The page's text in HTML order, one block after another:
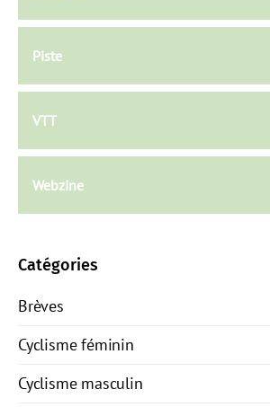
Piste
VTT
Webzine
Catégories
Brèves
Cyclisme féminin
Cyclisme masculin